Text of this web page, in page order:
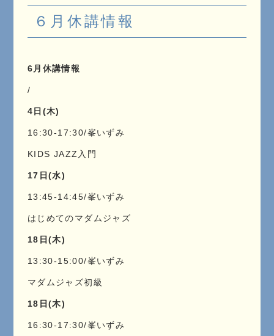
６月休講情報
6月休講情報
/
4日(木)
16:30-17:30/峯いずみ
KIDS JAZZ入門
17日(水)
13:45-14:45/峯いずみ
はじめてのマダムジャズ
18日(木)
13:30-15:00/峯いずみ
マダムジャズ初級
18日(木)
16:30-17:30/峯いずみ